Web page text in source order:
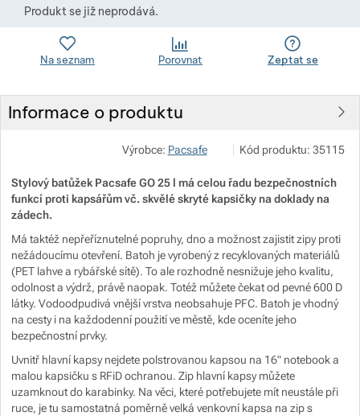
Produkt se již neprodává.
Na seznam Porovnat Zeptat se
Informace o produktu
Výrobce: Pacsafe Zobrazit více
SES Sports s. r. o.
Královická 1570 250 01
https://www.misfit.cz
Kód produktu: 35115
Stylový batůžek Pacsafe GO 25 l má celou řadu bezpečnostních
funkcí proti kapsářům vč. skvělé skryté kapsičky na doklady na
zádech.
Má taktéž nepřeříznutelné popruhy, dno a možnost zajistit zipy proti
nežádoucímu otevření. Batoh je vyrobený z recyklovaných materiálů
(PET lahve a rybářské sítě). To ale rozhodně nesnižuje jeho kvalitu,
odolnost a výdrž, právě naopak. Totéž můžete čekat od pevné 600 D
látky. Vodoodpudivá vnější vrstva neobsahuje PFC. Batoh je vhodný
na cesty i na každodenní použití ve městě, kde oceníte jeho
bezpečnostní prvky.
Uvnitř hlavní kapsy nejdete polstrovanou kapsou na 16" notebook a
malou kapsičku s RFiD ochranou. Zip hlavní kapsy můžete
uzamknout do karabinky. Na věci, které potřebujete mít neustále při
ruce, je tu samostatná poměrně velká venkovní kapsa na zip s
Zobrazit více
Zobrazit více
Zobrazit více
Zobrazit více
Zobrazit více
Zobrazit více
Zobrazit více